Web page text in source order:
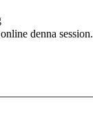
denna session.